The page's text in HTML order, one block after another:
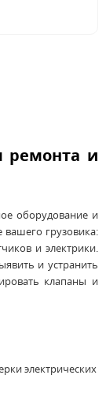
ремонта и
оборудование и
грузовика:
и электрики.
и устранить
клапаны и
электрических